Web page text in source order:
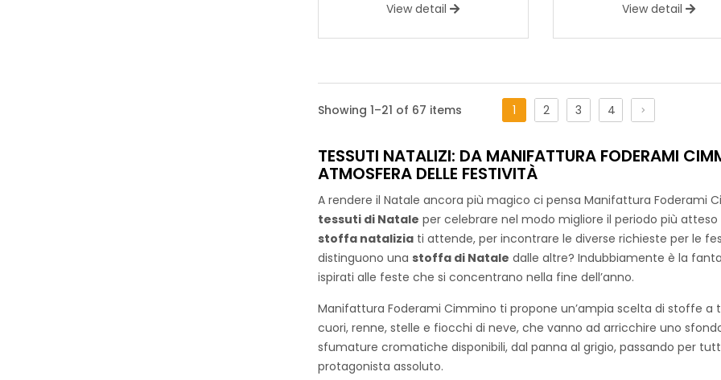
View detail View detail
tulle bianco con stelle glitterate
aggiungere un tocco di magia alle
modo elegante. Leglitterature
che richiama l’atmosfera delle feste,
Natale, realizzare fiocchi decorativi, o
versatilità e al suo fascino, può essere
raffinato e festoso a qualsiasi ambiente.
Cotone Digital Pai Natal
Showing 1–21 of 67 items 1 2 3 4
TESSUTI NATALIZI: DA MANIFATTURA FODERAMI
ATMOSFERA DELLE FESTIVITÀ
A rendere il Natale ancora più magico ci pensa Manifattura Foderami
tessuti di Natale per celebrare nel modo migliore il periodo più
stoffa nataliziati attende, per incontrare le diverse richieste per le
distinguono una stoffa di Natale dalle altre? Indubbiamente è la
ispirati alle feste che si concentrano nella fine dell’anno.
Manifattura Foderami Cimmino ti propone un’ampia scelta di stoffe
cuori, renne, stelle e fiocchi di neve, che vanno ad arricchire uno
sfumature cromatiche disponibili, dal panna al grigio, passando per
protagonista assoluto.